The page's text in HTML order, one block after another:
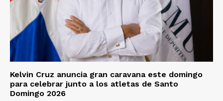
Kelvin Cruz anuncia gran caravana este domingo
para celebrar junto a los atletas de Santo
Domingo 2026